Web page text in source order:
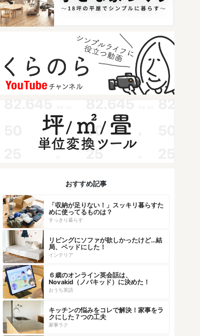
おすすめ記事
「収納が足りない！」スッキリ暮らすた
めに使ってるものは？
すっきり暮らす
リビングにソファが欲しかったけど…結
局、ベッドにした！
インテリア
６歳のオンライン英会話は、
Novakid（ノバキッド）に決めた！
おうち英語
キッチンの悩みをコレで解決！家事をラ
クにした７つの工夫
家事ラク